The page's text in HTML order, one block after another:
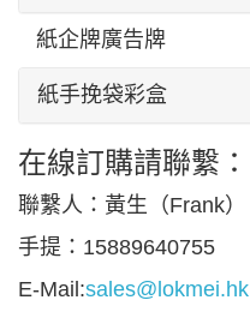
紙企牌廣告牌
紙手挽袋彩盒
在線訂購請聯繫：
聯繫人：黃生（Frank）
手提：15889640755
E-Mail:sales@lokmei.hk